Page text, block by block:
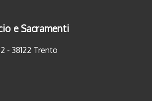
e Sacramenti
- 38122 Trento